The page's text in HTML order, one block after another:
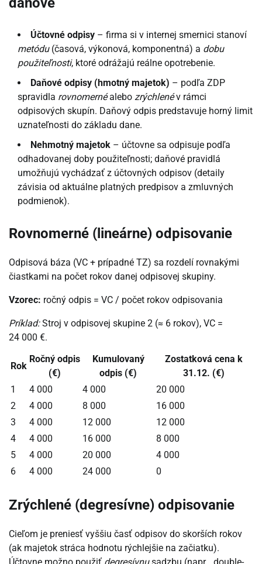
Účtovné odpisy – firma si v internej smernici stanoví
metódu(časová, výkonová, komponentná) a dobu
použiteľnosti, ktoré odrážajú reálne opotrebenie.
Daňové odpisy (hmotný majetok) – podľa ZDP
spravidla rovnomernéalebo zrýchlenév rámci
odpisových skupín. Daňový odpis predstavuje horný limit
uznateľnosti do základu dane.
Nehmotný majetok – účtovne sa odpisuje podľa
odhadovanej doby použiteľnosti; daňové pravidlá
umožňujú vychádzať z účtovných odpisov (detaily
závisia od aktuálne platných predpisov a zmluvných
podmienok).
Rovnomerné (lineárne) odpisovanie
Odpisová báza (VC + prípadné TZ) sa rozdelí rovnakými
čiastkami na počet rokov danej odpisovej skupiny.
Vzorec: ročný odpis = VC / počet rokov odpisovania
Príklad:Stroj v odpisovej skupine 2 (≈ 6 rokov), VC =
24 000 €.
Rok
Ročný odpis
(€)
Kumulovaný
odpis (€)
Zostatková cena k
31.12. (€)
1
4 000 4 000
20 000
2
4 000 8 000
16 000
3
4 000 12 000
12 000
4
4 000 16 000
8 000
5
4 000 20 000
4 000
6
4 000 24 000 0
Zrýchlené (degresívne) odpisovanie
Cieľom je preniesť vyššiu časť odpisov do skorších rokov
(ak majetok stráca hodnotu rýchlejšie na začiatku).